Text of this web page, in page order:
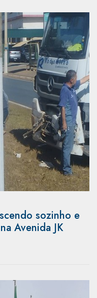
sozinho e
Avenida JK